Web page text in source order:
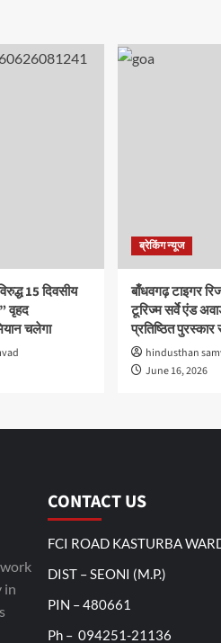
15 दिवसीय
वृहद
चलेगा
ब्रेकिंग न्यूज
बाँधवगढ़ टाइगर
टूरिज्म सर्वे एंड
प्रतिष्ठित
hindusthan
June 16, 2026
in
CONTACT US
FCI ROAD KASTURBA
DIST – SEONI (M.P.)
PIN – 480661
Ph – 094251-21136